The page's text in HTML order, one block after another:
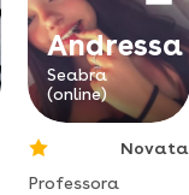
Andressa
Seabra
(online)
Novata
Professora